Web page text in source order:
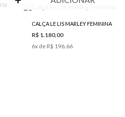
CALÇA LE LIS MARLEY FEMININA
R$ 1.180,00
6x de R$ 196,66